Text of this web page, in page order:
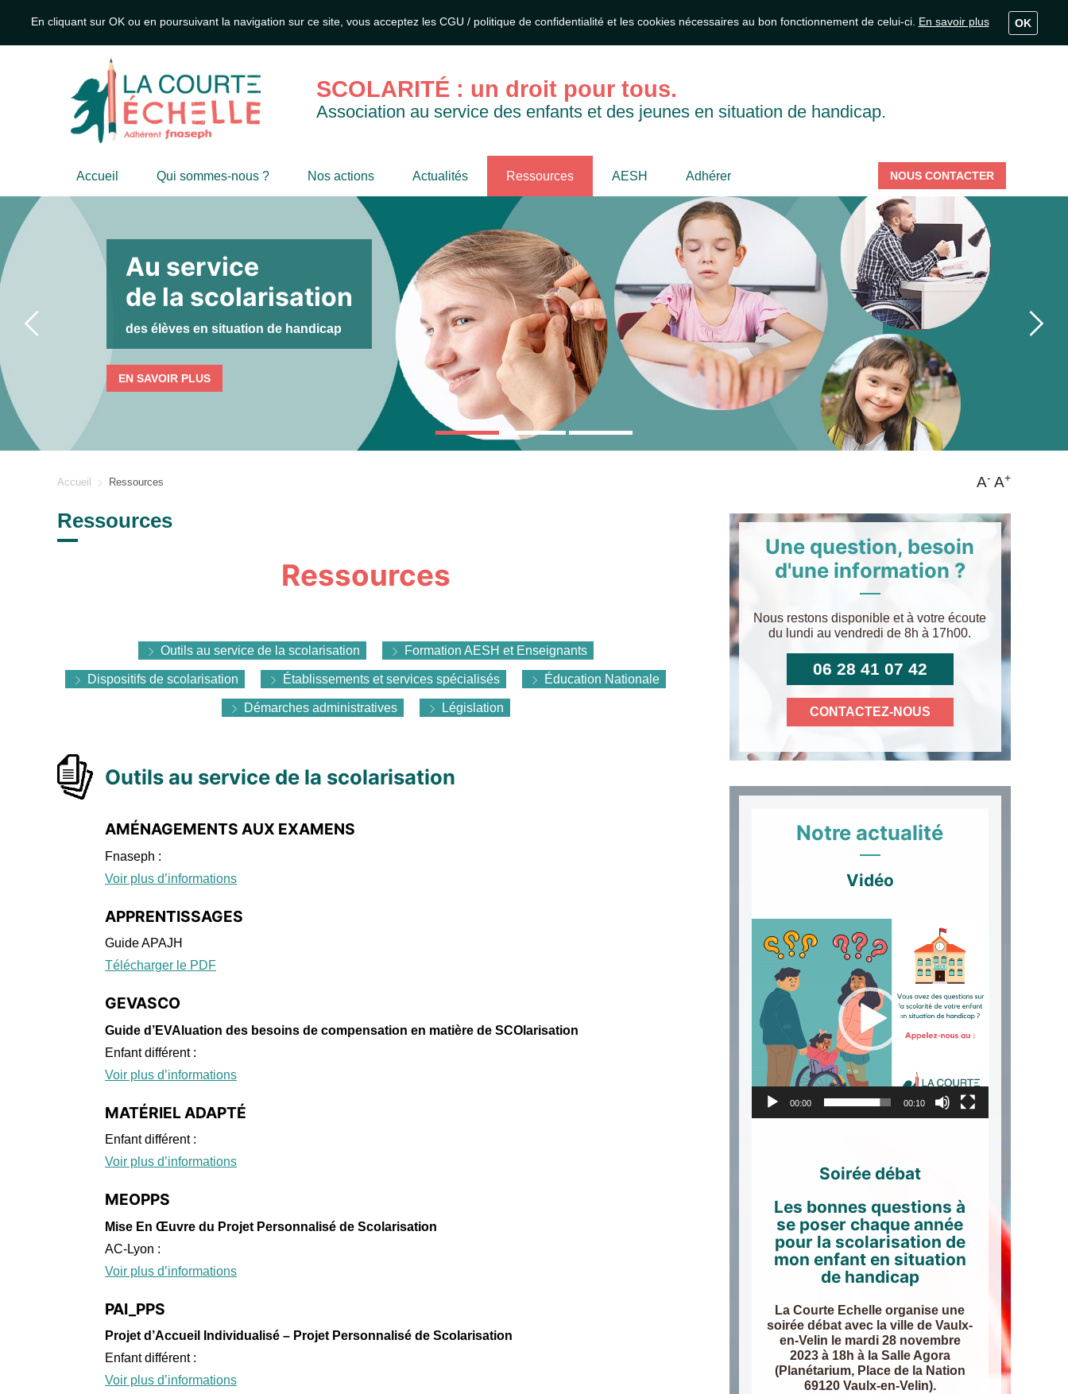
En cliquant sur OK ou en poursuivant la navigation sur ce site, vous acceptez les CGU / politique de confidentialité et les cookies nécessaires au bon fonctionnement de celui-ci. En savoir plus OK
SCOLARITÉ : un droit pour tous.
Association au service des enfants et des jeunes en situation de handicap.
Accueil Qui sommes-nous ? Nos actions Actualités Ressources AESH Adhérer NOUS CONTACTER
Au service
de la scolarisation
des élèves en situation de handicap
EN SAVOIR PLUS
Accueil Ressources A- A+
Ressources
Ressources
Outils au service de la scolarisation Formation AESH et Enseignants
Dispositifs de scolarisation Établissements et services spécialisés Éducation Nationale
Démarches administratives Législation
Outils au service de la scolarisation
AMÉNAGEMENTS AUX EXAMENS
Fnaseph :
Voir plus d’informations
APPRENTISSAGES
Guide APAJH
Télécharger le PDF
GEVASCO
Guide d’EVAluation des besoins de compensation en matière de SCOlarisation
Enfant différent :
Voir plus d’informations
MATÉRIEL ADAPTÉ
Enfant différent :
Voir plus d’informations
MEOPPS
Mise En Œuvre du Projet Personnalisé de Scolarisation
AC-Lyon :
Voir plus d’informations
PAI_PPS
Projet d’Accueil Individualisé – Projet Personnalisé de Scolarisation
Enfant différent :
Voir plus d’informations
Une question, besoin
d'une information ?
Nous restons disponible et à votre écoute
du lundi au vendredi de 8h à 17h00.
06 28 41 07 42
CONTACTEZ-NOUS
Notre actualité
Vidéo
vidéo
00:00 00:10
Soirée débat
Les bonnes questions à
se poser chaque année
pour la scolarisation de
mon enfant en situation
de handicap
La Courte Echelle organise une
soirée débat avec la ville de Vaulx-
en-Velin le mardi 28 novembre
2023 à 18h à la Salle Agora
(Planétarium, Place de la Nation
69120 Vaulx-en-Velin).